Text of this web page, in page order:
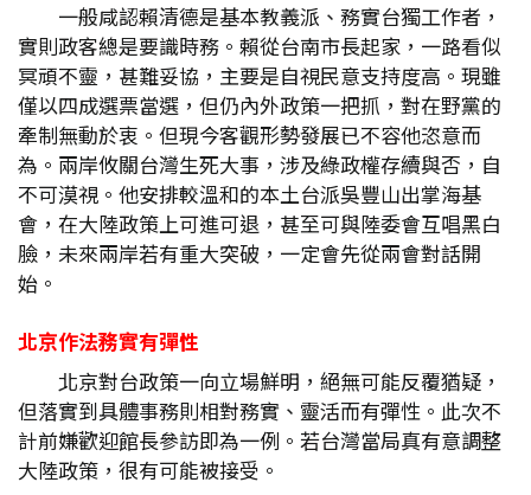
一般咸認賴清德是基本教義派、務實台獨工作者，
實則政客總是要識時務。賴從台南市長起家，一路看似
冥頑不靈，甚難妥協，主要是自視民意支持度高。現雖
僅以四成選票當選，但仍內外政策一把抓，對在野黨的
牽制無動於衷。但現今客觀形勢發展已不容他恣意而
為。兩岸攸關台灣生死大事，涉及綠政權存續與否，自
不可漠視。他安排較溫和的本土台派吳豐山出掌海基
會，在大陸政策上可進可退，甚至可與陸委會互唱黑白
臉，未來兩岸若有重大突破，一定會先從兩會對話開
始。
北京作法務實有彈性
北京對台政策一向立場鮮明，絕無可能反覆猶疑，
但落實到具體事務則相對務實、靈活而有彈性。此次不
計前嫌歡迎館長參訪即為一例。若台灣當局真有意調整
大陸政策，很有可能被接受。